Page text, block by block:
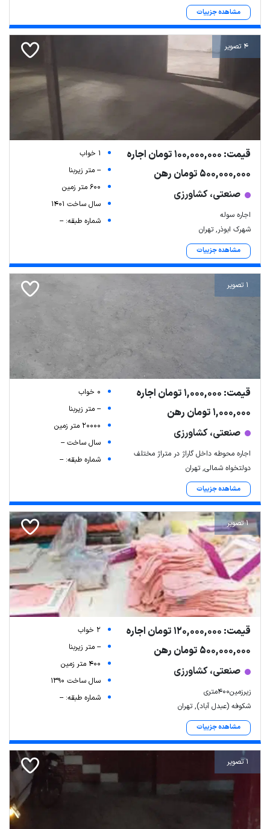
مشاهده جزییات
4 تصویر
قیمت: 100,000,000 تومان اجاره
500,000,000 تومان رهن
صنعتی، کشاورزی
اجاره سوله
شهرک ابوذر, تهران
مشاهده جزییات
1 خواب
-- متر زیربنا
600 متر زمین
سال ساخت 1401
شماره طبقه: --
1 تصویر
قیمت: 1,000,000 تومان اجاره
1,000,000 تومان رهن
صنعتی، کشاورزی
اجاره محوطه داخل گاراژ در متراژ مختلف
دولتخواه شمالی, تهران
مشاهده جزییات
0 خواب
-- متر زیربنا
20000 متر زمین
سال ساخت --
شماره طبقه: --
1 تصویر
قیمت: 120,000,000 تومان اجاره
500,000,000 تومان رهن
صنعتی، کشاورزی
زیرزمین400متری
شکوفه (عبدل آباد), تهران
مشاهده جزییات
2 خواب
-- متر زیربنا
400 متر زمین
سال ساخت 1390
شماره طبقه: --
1 تصویر